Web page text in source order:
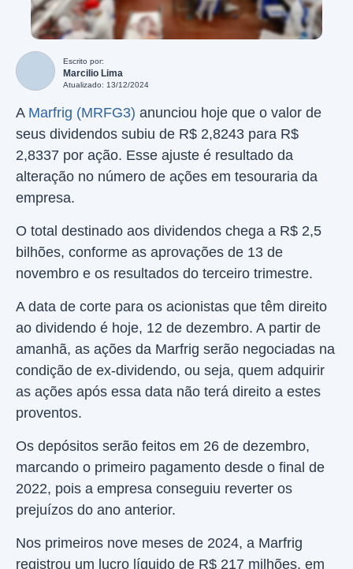
Escrito por:
Marcilio Lima
Atualizado: 13/12/2024
A Marfrig (MRFG3) anunciou hoje que o valor de
seus dividendos subiu de R$ 2,8243 para R$
2,8337 por ação. Esse ajuste é resultado da
alteração no número de ações em tesouraria da
empresa.
O total destinado aos dividendos chega a R$ 2,5
bilhões, conforme as aprovações de 13 de
novembro e os resultados do terceiro trimestre.
A data de corte para os acionistas que têm direito
ao dividendo é hoje, 12 de dezembro. A partir de
amanhã, as ações da Marfrig serão negociadas na
condição de ex-dividendo, ou seja, quem adquirir
as ações após essa data não terá direito a estes
proventos.
Os depósitos serão feitos em 26 de dezembro,
marcando o primeiro pagamento desde o final de
2022, pois a empresa conseguiu reverter os
prejuízos do ano anterior.
Nos primeiros nove meses de 2024, a Marfrig
registrou um lucro líquido de R$ 217 milhões, em